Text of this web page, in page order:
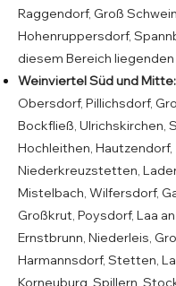
Raggendorf, Groß
Hohenruppersdorf,
diesem Bereich
Weinviertel Süd und Mitte:
Obersdorf, Pillichsdorf,
Bockfließ, Ulrichskirchen,
Hochleithen, Hautzendorf,
Niederkreuzstetten,
Mistelbach, Wilfersdorf,
Großkrut, Poysdorf, Laa
Ernstbrunn, Niederleis,
Harmannsdorf, Stetten,
Korneuburg, Spillern,